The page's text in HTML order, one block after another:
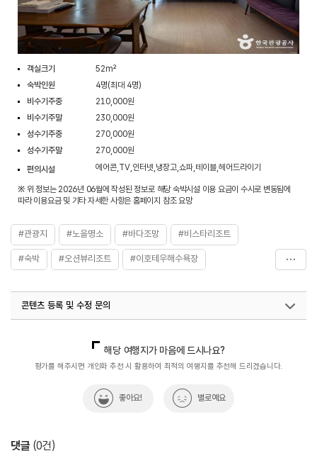
객실크기
52m²
숙박인원
4명(최대 4명)
비수기주중
210,000원
비수기주말
230,000원
성수기주중
270,000원
성수기주말
270,000원
편의시설
에어콘,TV,인터넷,냉장고,쇼파,테이블,헤어드라이기
※ 위 정보는 2026년 06월에 작성된 정보로 해당 숙박시설 이용 요금이 수시로 변동됨에
따라 이용요금 및 기타 자세한 사항은 홈페이지 참조 요망
#관광지 #노을명소 #바다조망 #비스타리조트
#숙박 #오션뷰리조트 #이호테우해수욕장
#파노라마오션뷰
콘텐츠 등록 및 수정 문의
해당 여행지가 마음에 드시나요?
평가를 해주시면 개인화 추천 시 활용하여 최적의 여행지를 추천해 드리겠습니다.
좋아요! 별로예요
댓글 (0건)